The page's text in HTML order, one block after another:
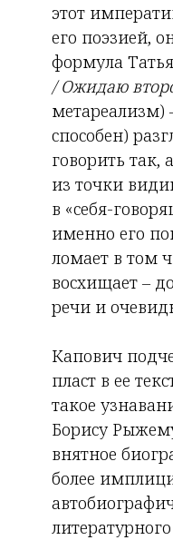
этот
его поэзией,
формула
/ Ожидаю
метареализм)
способен)
говорить так,
из точки
в «себя-
именно его
ломает в том
восхищает –
речи и
Капович
пласт в ее
такое
Борису
внятное
более